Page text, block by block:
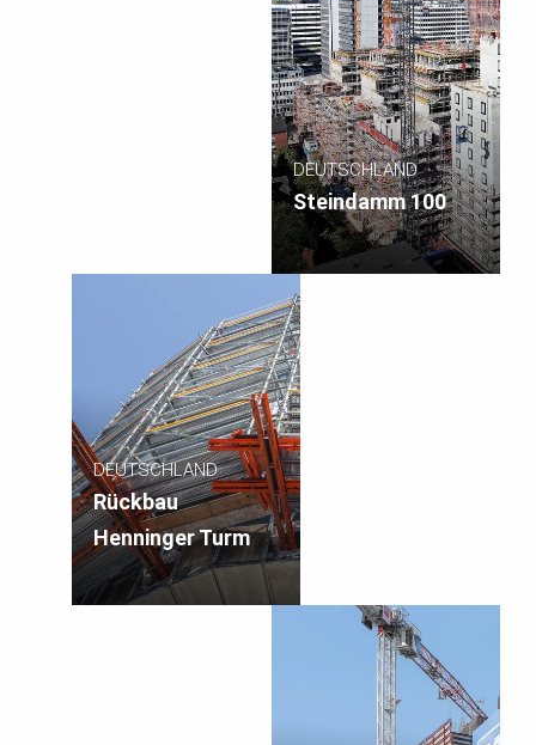
DEUTSCHLAND
Steindamm 100
DEUTSCHLAND
Rückbau
Henninger Turm